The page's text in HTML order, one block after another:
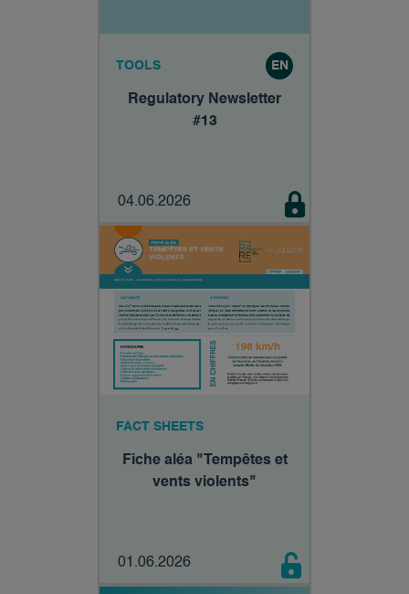
TOOLS EN
Regulatory Newsletter
#13
04.06.2026
FACT SHEETS
Fiche aléa "Tempêtes et
vents violents"
01.06.2026